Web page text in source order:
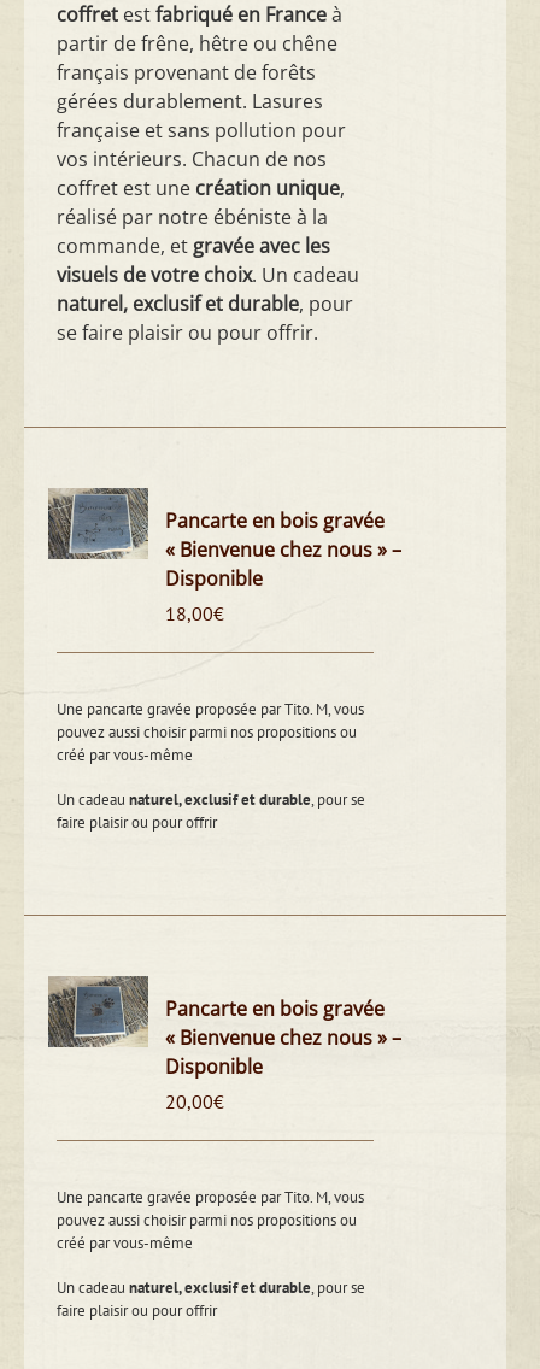
coffret estfabriqué en Franceà
partir de frêne, hêtre ou chêne
français provenant de forêts
gérées durablement. Lasures
française et sans pollution pour
vos intérieurs. Chacun de nos
coffret est une création unique,
réalisé par notre ébéniste à la
commande, et gravée avec les
visuels de votre choix. Un cadeau
naturel, exclusif et durable, pour
se faire plaisir ou pour offrir.
Pancarte en bois gravée
« Bienvenue chez nous » –
Disponible
18,00€
Une pancarte gravée proposée par Tito. M, vous
pouvez aussi choisir parmi nos propositions ou
créé par vous-même
Un cadeaunaturel, exclusif et durable, pour se
faire plaisir ou pour offrir
Pancarte en bois gravée
« Bienvenue chez nous » –
Disponible
20,00€
Une pancarte gravée proposée par Tito. M, vous
pouvez aussi choisir parmi nos propositions ou
créé par vous-même
Un cadeaunaturel, exclusif et durable, pour se
faire plaisir ou pour offrir